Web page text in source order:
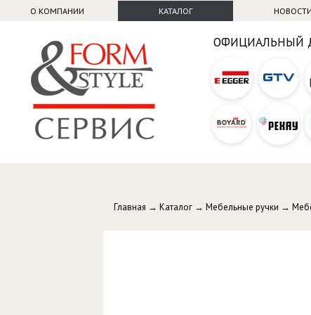
О КОМПАНИИ КАТАЛОГ НОВОСТИ
ОФИЦИАЛЬНЫЙ
Главная → Каталог → Мебельные ручки →